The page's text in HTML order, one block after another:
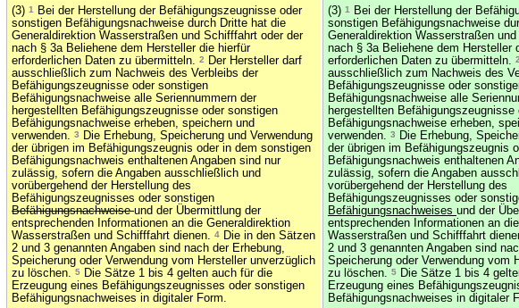
(3) 1
Bei der Herstellung der Befähigungszeugnisse oder
sonstigen Befähigungsnachweise durch Dritte hat die
Generaldirektion Wasserstraßen und Schifffahrt oder der
nach § 3a Beliehene dem Hersteller die hierfür
erforderlichen Daten zu übermitteln. 2
Der Hersteller darf
ausschließlich zum Nachweis des Verbleibs der
Befähigungszeugnisse oder sonstigen
Befähigungsnachweise alle Seriennummern der
hergestellten Befähigungszeugnisse oder sonstigen
Befähigungsnachweise erheben, speichern und
verwenden. 3
Die Erhebung, Speicherung und Verwendung
der übrigen im Befähigungszeugnis oder in dem sonstigen
Befähigungsnachweis enthaltenen Angaben sind nur
zulässig, sofern die Angaben ausschließlich und
vorübergehend der Herstellung des
Befähigungszeugnisses oder sonstigen
Befähigungsnachweiseund der Übermittlung der
entsprechenden Informationen an die Generaldirektion
Wasserstraßen und Schifffahrt dienen. 4 Die in den Sätzen
2 und 3 genannten Angaben sind nach der Erhebung,
Speicherung oder Verwendung vom Hersteller unverzüglich
zu löschen. 5 Die Sätze 1 bis 4 gelten auch für die
Erzeugung eines Befähigungszeugnisses oder sonstigen
Befähigungsnachweises in digitaler Form.
(3) 1
Bei der Herstellung der
sonstigen Befähigungsnachweise
Generaldirektion Wasserstraßen
nach § 3a Beliehene dem Hersteller
erforderlichen Daten zu übermitteln. 2
ausschließlich zum Nachweis des
Befähigungszeugnisse oder
Befähigungsnachweise alle
hergestellten Befähigungszeugnisse
Befähigungsnachweise erheben,
verwenden. 3
Die Erhebung,
der übrigen im Befähigungszeugnis
Befähigungsnachweis enthaltenen
zulässig, sofern die Angaben
vorübergehend der Herstellung des
Befähigungszeugnisses oder
Befähigungsnachweises und der
entsprechenden Informationen an
Wasserstraßen und Schifffahrt
2 und 3 genannten Angaben sind
Speicherung oder Verwendung vom
zu löschen. 5 Die Sätze 1 bis 4
Erzeugung eines
Befähigungsnachweises in digitaler